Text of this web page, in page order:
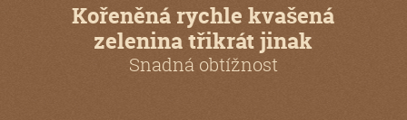
Kořeněná rychle kvašená
zelenina třikrát jinak
Snadná obtížnost